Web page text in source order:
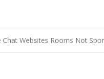
Chat Websites Rooms Not